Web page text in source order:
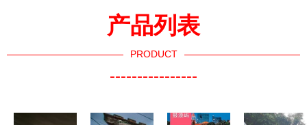
产品列表
PRODUCT
----------------